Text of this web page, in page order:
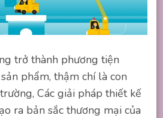
trở thành phương tiện
phẩm, thậm chí là con
Các giải pháp thiết kế
ra bản sắc thương mại của